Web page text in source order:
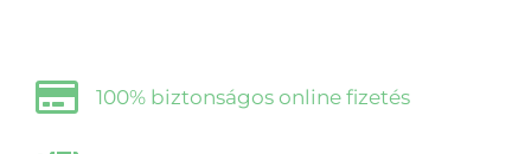
100% biztonságos online fizetés